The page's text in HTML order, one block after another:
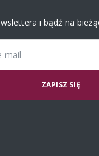
i bądź na